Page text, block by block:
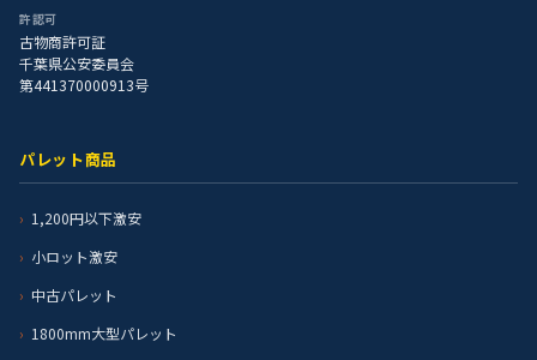
許認可
古物商許可証
千葉県公安委員会
第441370000913号
パレット商品
1,200円以下激安
小ロット激安
中古パレット
1800mm大型パレット